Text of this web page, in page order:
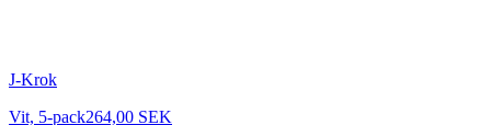
J-Krok
Vit, 5-pack264,00 SEK